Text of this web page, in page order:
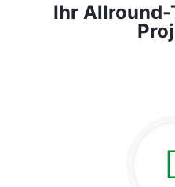
Ihr Allround-